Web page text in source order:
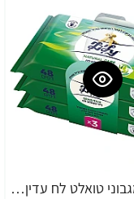
לילי נייר מגבוני טואלט לח עדין ללא בישום - 48 דפים מארז שלישייה